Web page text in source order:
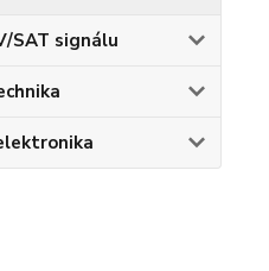
SAT signálu